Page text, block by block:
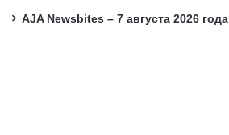
AJA Newsbites – 7 августа 2026 года